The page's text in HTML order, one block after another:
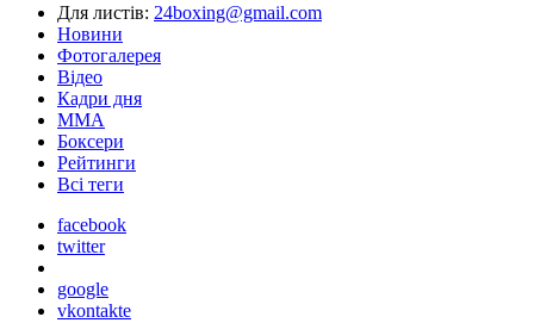
Для листів: 24boxing@gmail.com
Новини
Фотогалерея
Відео
Кадри дня
ММА
Боксери
Рейтинги
Всі теги
facebook
twitter
google
vkontakte